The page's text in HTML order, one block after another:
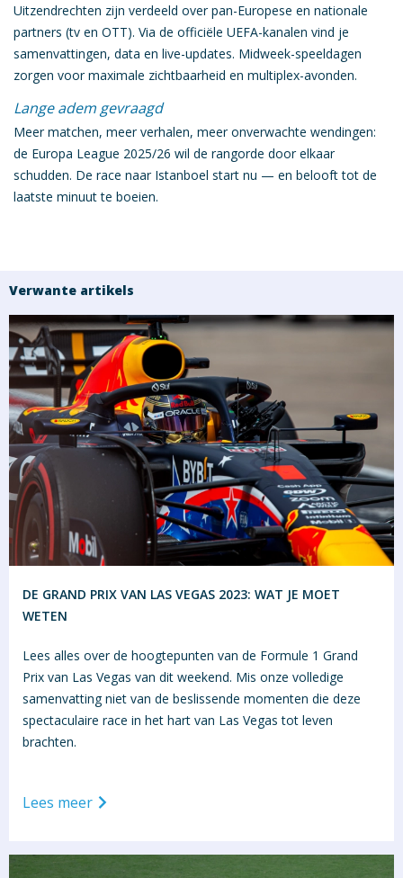
Uitzendrechten zijn verdeeld over pan-Europese en nationale
partners (tv en OTT). Via de officiële UEFA-kanalen vind je
samenvattingen, data en live-updates. Midweek-speeldagen
zorgen voor maximale zichtbaarheid en multiplex-avonden.
Lange adem gevraagd
Meer matchen, meer verhalen, meer onverwachte wendingen:
de Europa League 2025/26 wil de rangorde door elkaar
schudden. De race naar Istanboel start nu — en belooft tot de
laatste minuut te boeien.
Verwante artikels
DE GRAND PRIX VAN LAS VEGAS 2023: WAT JE MOET
WETEN
Lees alles over de hoogtepunten van de Formule 1 Grand
Prix van Las Vegas van dit weekend. Mis onze volledige
samenvatting niet van de beslissende momenten die deze
spectaculaire race in het hart van Las Vegas tot leven
brachten.
Lees meer